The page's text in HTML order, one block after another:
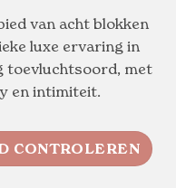
van acht blokken
luxe ervaring in
toevluchtsoord, met
en intimiteit.
CONTROLEREN